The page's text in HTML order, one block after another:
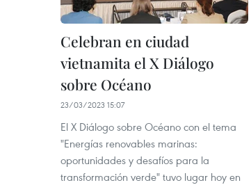
Celebran en ciudad
vietnamita el X Diálogo
sobre Océano
23/03/2023 15:07
El X Diálogo sobre Océano con el tema
"Energías renovables marinas:
oportunidades y desafíos para la
transformación verde" tuvo lugar hoy en